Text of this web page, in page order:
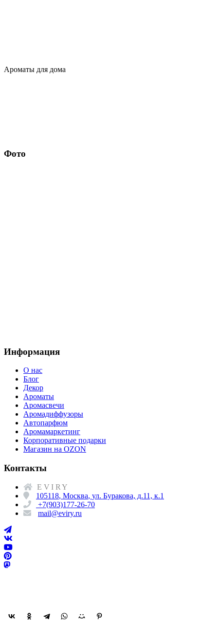
Ароматы для дома
Фото
Информация
О нас
Блог
Декор
Ароматы
Аромасвечи
Аромадиффузоры
Автопарфюм
Аромамаркетинг
Корпоративные подарки
Магазин на OZON
Контакты
EVIRY
105118, Москва, ул. Буракова, д.11, к.1
+7(903)177-26-70
mail@eviry.ru